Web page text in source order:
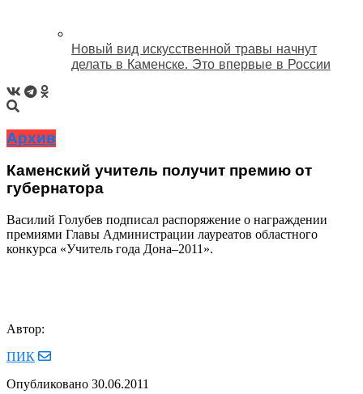
Новый вид искусственной травы начнут
делать в Каменске. Это впервые в России
Архив
Каменский учитель получит премию от
губернатора
Василий Голубев подписал распоряжение о награждении
премиями Главы Администрации лауреатов областного
конкурса «Учитель года Дона–2011».
Автор:
ПИК
Опубликовано 30.06.2011